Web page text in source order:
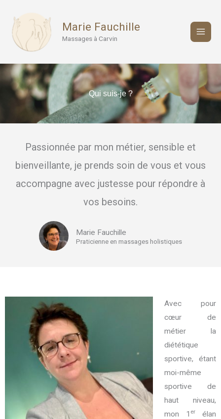
Marie Fauchille
Massages à Carvin
Qui suis-je ?
Passionnée par mon métier, sensible et
bienveillante, je prends soin de vous et vous
accompagne avec justesse pour répondre à
vos besoins.
Marie Fauchille
Praticienne en massages holistiques
Avec pour
cœur de
métier la
diététique
sportive, étant
moi-même
sportive de
haut niveau,
mon 1 er
élan